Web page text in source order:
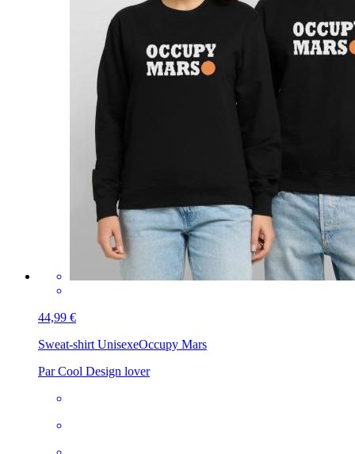
44,99 €
Sweat-shirt UnisexeOccupy Mars
Par Cool Design lover